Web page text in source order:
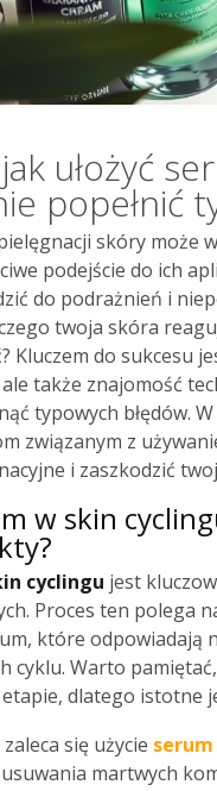
ułożyć
popełnić
skóry może
podejście do ich
do podrażnień i
twoja skóra
Kluczem do sukcesu
także znajomość
typowych błędów.
związanym z
i zaszkodzić
w skin
cyclingu jest
Proces ten polega
które odpowiadają
cyklu. Warto
dlatego istotne
się użycie
martwych